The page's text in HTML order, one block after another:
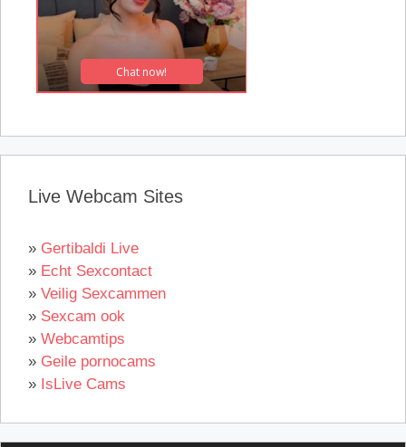
Live Webcam Sites
» Gertibaldi Live
» Echt Sexcontact
» Veilig Sexcammen
» Sexcam ook
» Webcamtips
» Geile pornocams
» IsLive Cams